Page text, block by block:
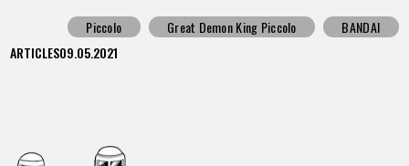
Piccolo ! La 1ère place sera publiée sous forme
d'autocollant!Piccolo Great Demon King Piccolo
BANDAI
ARTICLES09.05.2021